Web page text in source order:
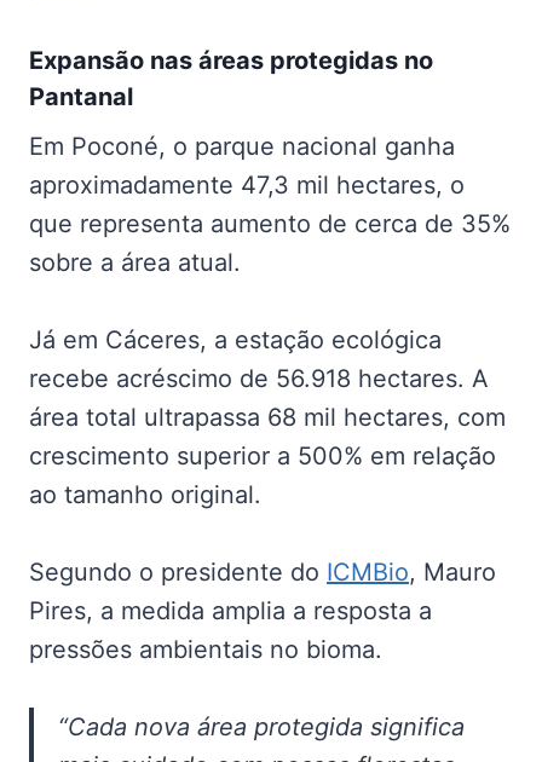
Expansão nas áreas protegidas no
Pantanal
Em Poconé, o parque nacional ganha
aproximadamente 47,3 mil hectares, o
que representa aumento de cerca de 35%
sobre a área atual.
Já em Cáceres, a estação ecológica
recebe acréscimo de 56.918 hectares. A
área total ultrapassa 68 mil hectares, com
crescimento superior a 500% em relação
ao tamanho original.
Segundo o presidente do ICMBio, Mauro
Pires, a medida amplia a resposta a
pressões ambientais no bioma.
“Cada nova área protegida significa